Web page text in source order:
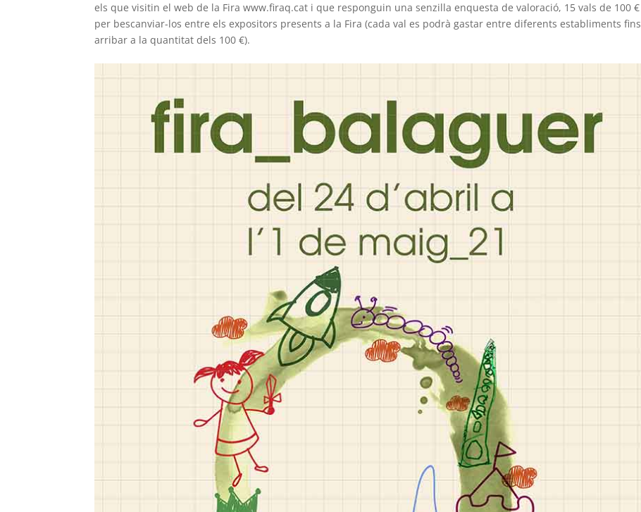
els que visitin el web de la Fira www.firaq.cat i que responguin una senzilla enquesta de valoració, 15 vals de 100 €
per bescanviar-los entre els expositors presents a la Fira (cada val es podrà gastar entre diferents establiments fins
arribar a la quantitat dels 100 €).